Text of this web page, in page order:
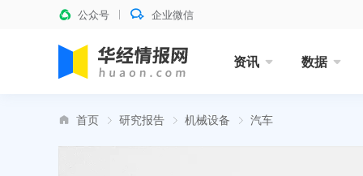
公众号 企业微信
资讯 数据
首页 研究报告 机械设备 汽车